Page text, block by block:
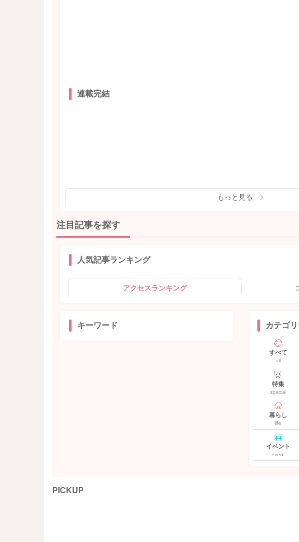
連載完結
もっと見る
注目記事を探す
人気記事ランキング
アクセスランキング
キーワード カテゴ
すべて
all
特集
special
暮らし
life
イベント
event
PICKUP